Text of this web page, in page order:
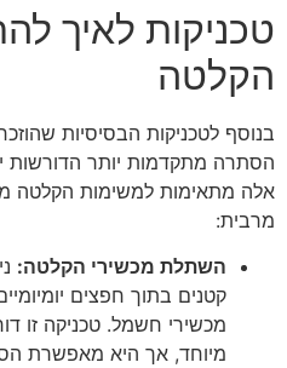
טכניקות לאיך
הקלטה
בנוסף לטכניקות הבסיסיות
הסתרה מתקדמות יותר הדורשות
אלה מתאימות למשימות הקלטה
מרבית:
השתלת מכשירי הקלטה:
קטנים בתוך חפצים
מכשירי חשמל. טכניקה זו
מיוחד, אך היא מאפשרת